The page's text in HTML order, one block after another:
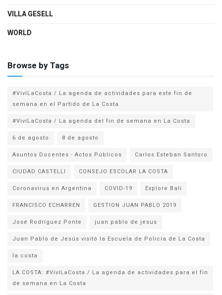
VILLA GESELL
WORLD
Browse by Tags
#VivíLaCosta / La agenda de actividades para este fin de
semana en el Partido de La Costa
#VivíLaCosta / La agenda del fin de semana en La Costa
6 de agosto
8 de agosto
Asuntos Docentes - Actos Públicos
Carlos Esteban Santoro
CIUDAD CASTELLI
CONSEJO ESCOLAR LA COSTA
Coronavirus en Argentina
COVID-19
Explore Bali
FRANCISCO ECHARREN
GESTION JUAN PABLO 2019
José Rodríguez Ponte
juan pablo de jesus
la costa
LA COSTA: #VivíLaCosta / La agenda de actividades para el fin
de semana en La Costa